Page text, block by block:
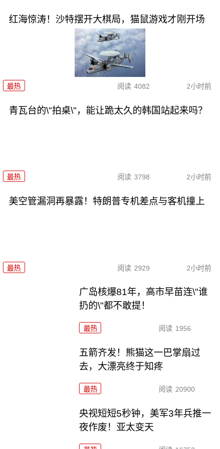
红海惊涛！沙特摆开大棋局，猫鼠游戏才刚开场
最热 阅读 4082 2小时前
青瓦台的\"拍桌\"，能让跪太久的韩国站起来吗？
最热 阅读 3798 2小时前
美空管漏洞再暴露！特朗普专机差点与客机撞上
最热 阅读 2929 2小时前
广岛核爆81年，高市早苗连\"谁
扔的\"都不敢提！
最热 阅读 1956
五箭齐发！熊猫这一巴掌扇过
去，大漂亮终于知疼
最热 阅读 20900
央视短短5秒钟，美军3年兵推一
夜作废！亚太变天